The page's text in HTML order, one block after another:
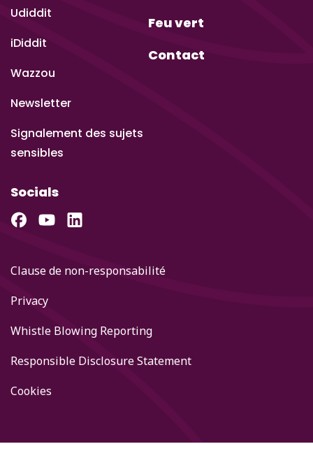
Udiddit
iDiddit
Wazzou
Newsletter
Signalement des sujets
sensibles
Feu vert
Contact
Socials
Clause de non-responsabilité
Privacy
Whistle Blowing Reporting
Responsible Disclosure Statement
Cookies